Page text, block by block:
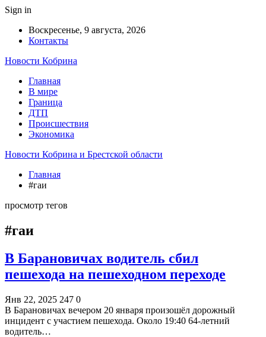
Sign in
Воскресенье, 9 августа, 2026
Контакты
Новости Кобрина
Главная
В мире
Граница
ДТП
Происшествия
Экономика
Новости Кобрина и Брестской области
Главная
#гаи
просмотр тегов
#гаи
В Барановичах водитель сбил
пешехода на пешеходном переходе
Янв 22, 2025 247 0
В Барановичах вечером 20 января произошёл дорожный
инцидент с участием пешехода. Около 19:40 64-летний
водитель…